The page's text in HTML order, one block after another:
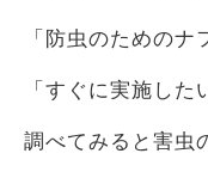
「防虫のための
「すぐに実施し
調べてみると害虫